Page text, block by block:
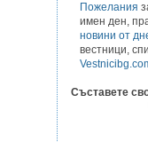
Пожелания
имен ден,
новини от
вестници,
Съставете